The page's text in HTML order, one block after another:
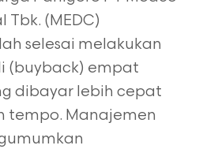
Tbk. (MEDC)
selesai melakukan
(buyback) empat
dibayar lebih cepat
tempo. Manajemen